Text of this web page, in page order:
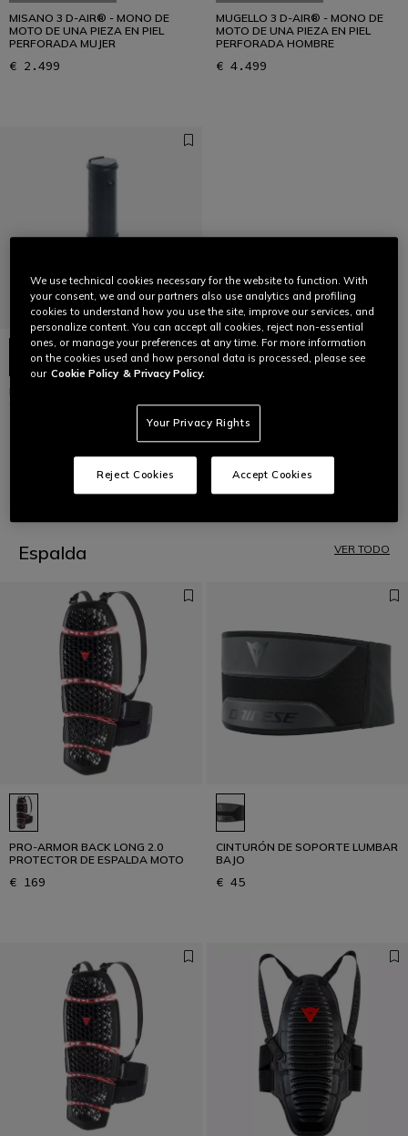
MISANO 3 D-AIR® - MONO DE
MOTO DE UNA PIEZA EN PIEL
PERFORADA MUJER
€ 2.499
MUGELLO 3 D-AIR® - MONO DE
MOTO DE UNA PIEZA EN PIEL
PERFORADA HOMBRE
€ 4.499
D-AIR® RACING SHIELD
Espalda VER TODO
PRO-ARMOR BACK LONG 2.0
PROTECTOR DE ESPALDA MOTO
€ 169
CINTURÓN DE SOPORTE LUMBAR
BAJO
€ 45
We use technical cookies necessary for the website to function. With
your consent, we and our partners also use analytics and profiling
cookies to understand how you use the site, improve our services, and
personalize content. You can accept all cookies, reject non-essential
ones, or manage your preferences at any time. For more information
on the cookies used and how personal data is processed, please see
our Cookie Policy & Privacy Policy.
Your Privacy Rights
Reject Cookies Accept Cookies